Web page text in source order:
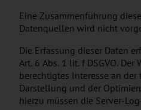
Eine Zusammenführung
Datenquellen wird nicht
Die Erfassung dieser Daten
Art. 6 Abs. 1 lit. f DSGVO.
berechtigtes Interesse an
Darstellung und der
hierzu müssen die Server-